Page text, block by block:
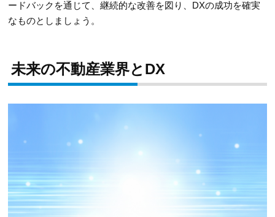
ードバックを通じて、継続的な改善を図り、DXの成功を確実
なものとしましょう。
未来の不動産業界とDX